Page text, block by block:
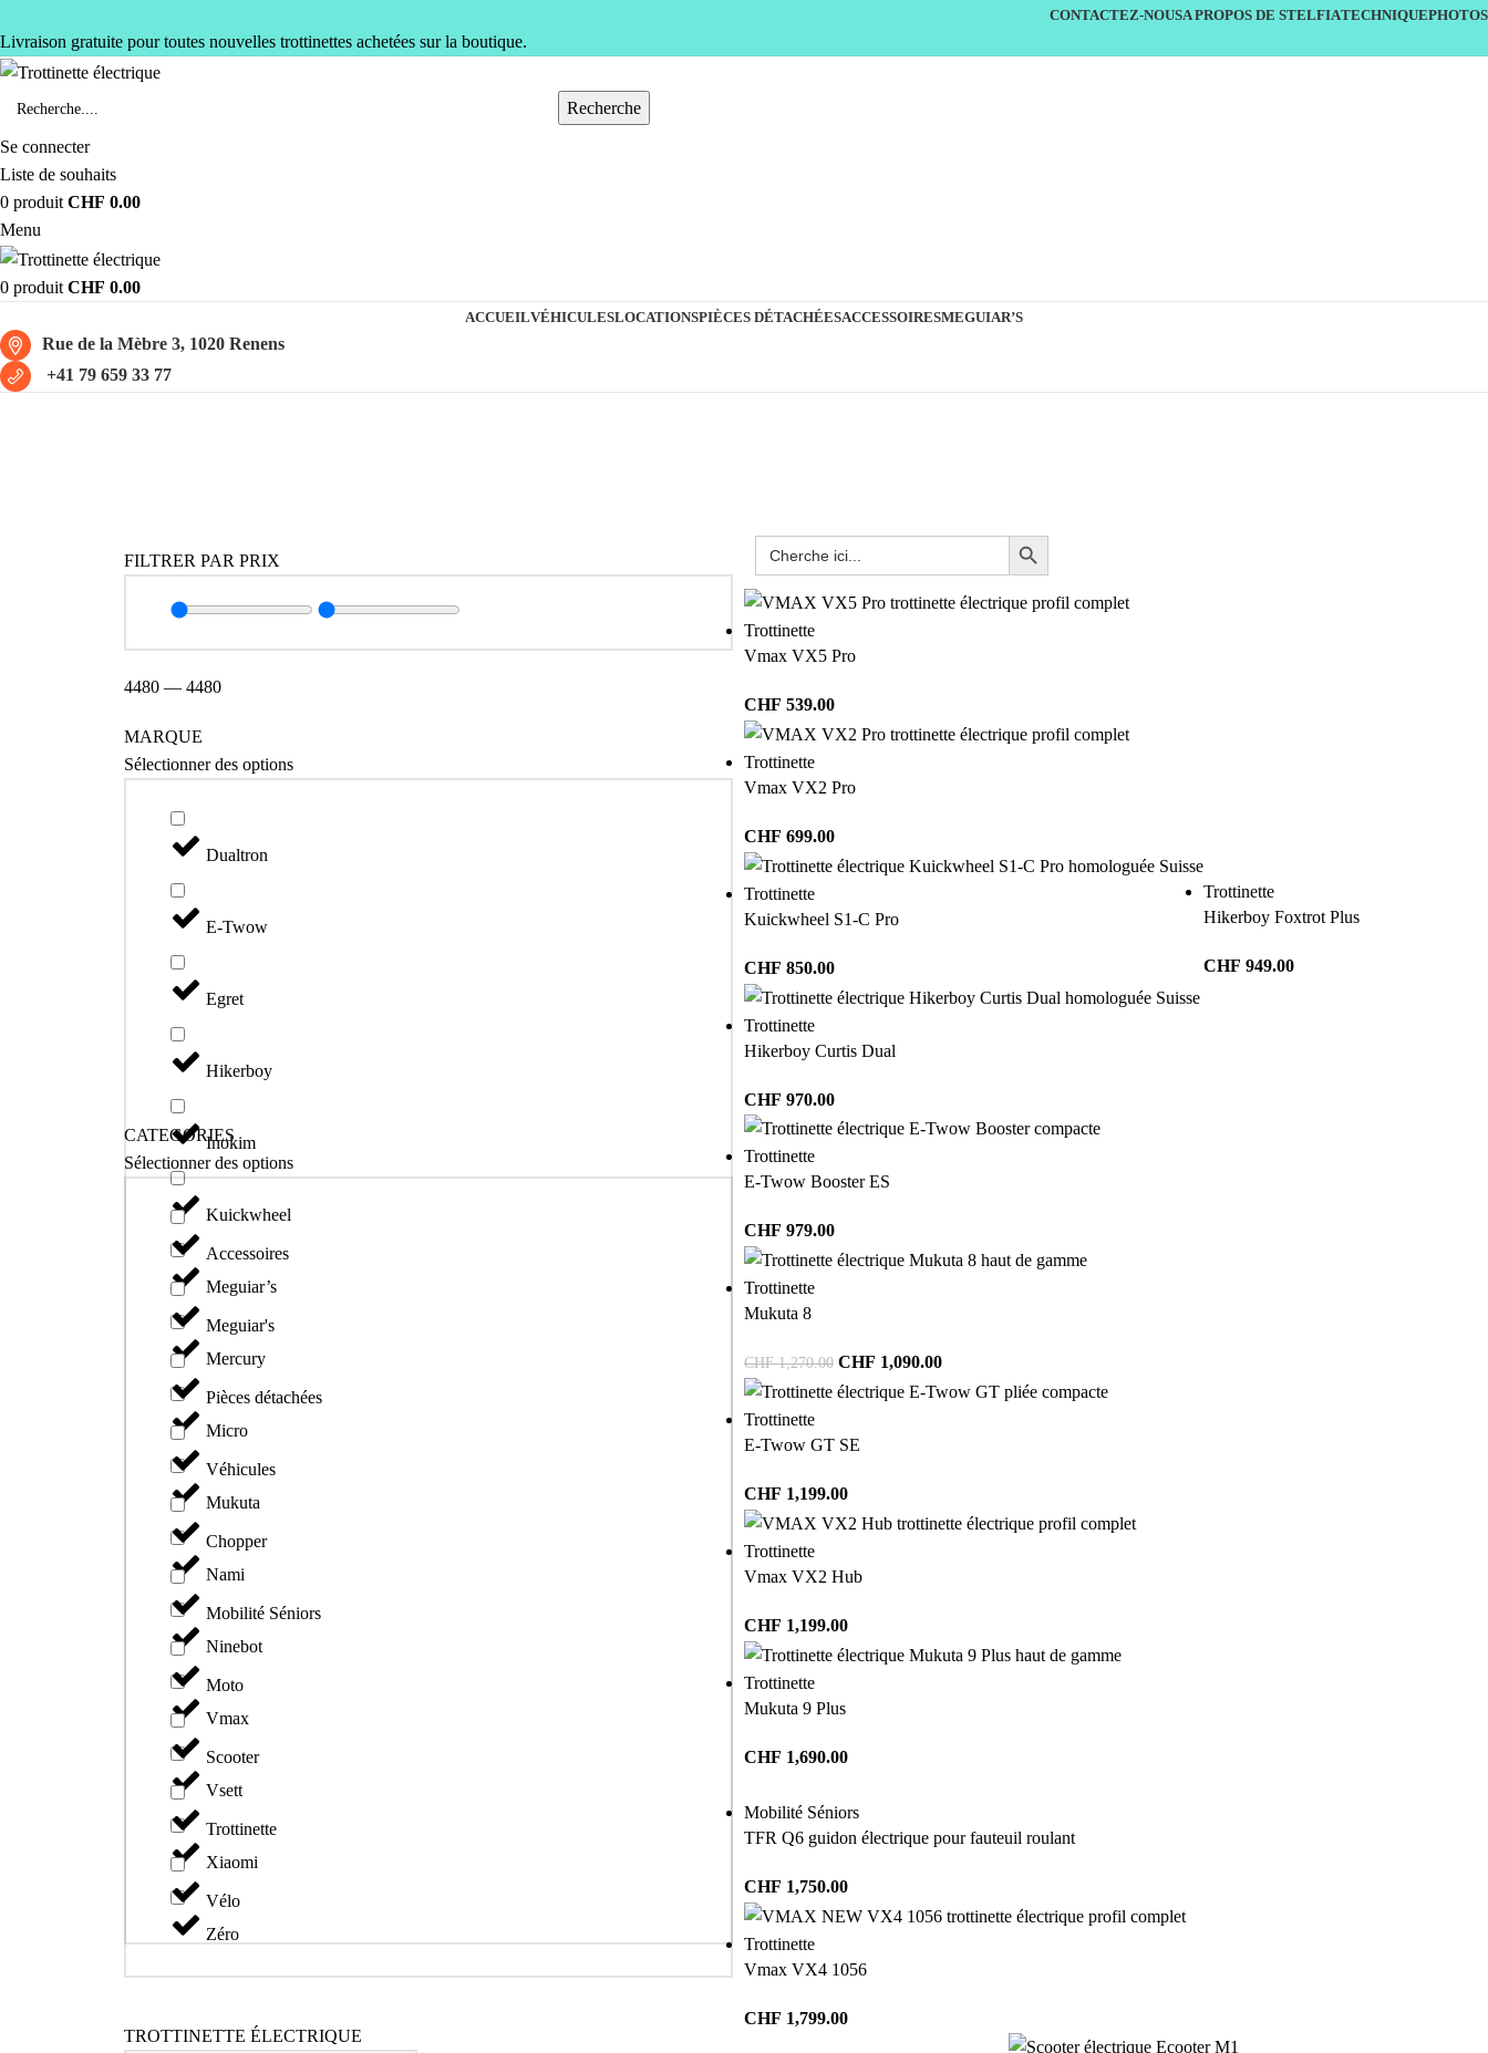
CONTACTEZ-NOUSA PROPOS DE STELFIATECHNIQUEPHOTOS
Livraison gratuite pour toutes nouvelles trottinettes achetées sur la boutique.
Recherche
Se connecter
Liste de souhaits
0 produit CHF 0.00
Menu
0 produit CHF 0.00
ACCUEILVÉHICULESLOCATIONSPIÈCES DÉTACHÉESACCESSOIRESMEGUIAR’S
Rue de la Mèbre 3, 1020 Renens
+41 79 659 33 77
FILTRER PAR PRIX
4480 — 4480
MARQUE
Sélectionner des options
Dualtron
E-Twow
Egret
Hikerboy
Inokim
Kuickwheel
Meguiar’s
Mercury
Micro
Mukuta
Nami
Ninebot
Vmax
Vsett
Xiaomi
Zéro
CATEGORIES
Sélectionner des options
Accessoires
Meguiar's
Pièces détachées
Véhicules
Chopper
Mobilité Séniors
Moto
Scooter
Trottinette
Vélo
TROTTINETTE ÉLECTRIQUE
Trottinette
Vmax VX5 Pro
CHF 539.00
Trottinette
Vmax VX2 Pro
CHF 699.00
Trottinette
Kuickwheel S1-C Pro
CHF 850.00
Trottinette
Hikerboy Foxtrot Plus
CHF 949.00
Trottinette
Hikerboy Curtis Dual
CHF 970.00
Trottinette
E-Twow Booster ES
CHF 979.00
Trottinette
Mukuta 8
CHF1,270.00 CHF 1,090.00
Trottinette
E-Twow GT SE
CHF 1,199.00
Trottinette
Vmax VX2 Hub
CHF 1,199.00
Trottinette
Mukuta 9 Plus
CHF 1,690.00
Mobilité Séniors
TFR Q6 guidon électrique pour fauteuil roulant
CHF 1,750.00
Trottinette
Vmax VX4 1056
CHF 1,799.00